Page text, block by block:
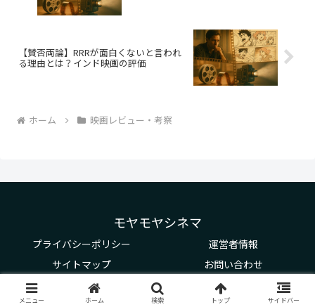
【賛否両論】RRRが面白くないと言われ
る理由とは？インド映画の評価
ホーム 映画レビュー・考察
モヤモヤシネマ
プライバシーポリシー
運営者情報
サイトマップ
お問い合わせ
© 2025 モヤモヤシネマ.
メニュー ホーム 検索 トップ サイドバー